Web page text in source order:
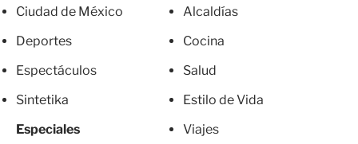
Ciudad de México
Deportes
Espectáculos
Sintetika
Especiales
Alcaldías
Cocina
Salud
Estilo de Vida
Viajes